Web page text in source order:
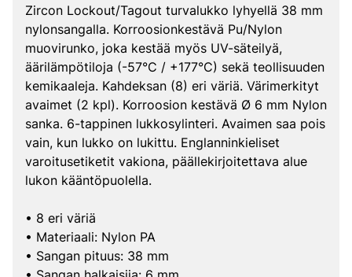
Zircon Lockout/Tagout turvalukko lyhyellä 38 mm
nylonsangalla. Korroosionkestävä Pu/Nylon
muovirunko, joka kestää myös UV-säteilyä,
äärilämpötiloja (-57°C / +177°C) sekä teollisuuden
kemikaaleja. Kahdeksan (8) eri väriä. Värimerkityt
avaimet (2 kpl). Korroosion kestävä Ø 6 mm Nylon
sanka. 6-tappinen lukkosylinteri. Avaimen saa pois
vain, kun lukko on lukittu. Englanninkieliset
varoitusetiketit vakiona, päällekirjoitettava alue
lukon kääntöpuolella.
• 8 eri väriä
• Materiaali: Nylon PA
• Sangan pituus: 38 mm